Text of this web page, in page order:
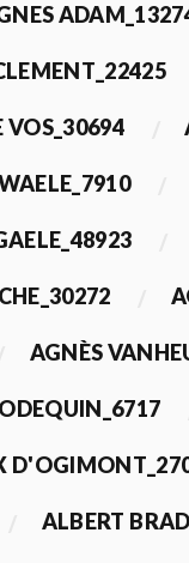
VOS_30694
AGNÈS
ALBERT